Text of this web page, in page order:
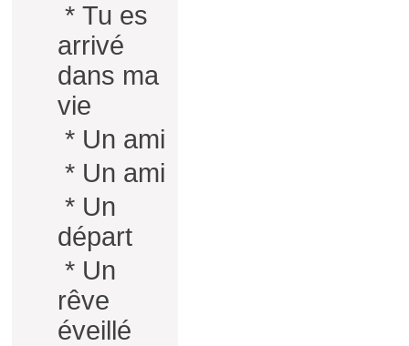
* Tu es
arrivé
dans ma
vie
* Un ami
* Un ami
* Un
départ
* Un
rêve
éveillé